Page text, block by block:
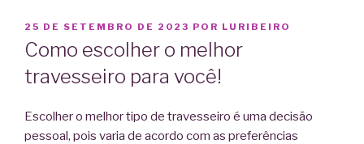
PUBLICADO
EM
25 DE SETEMBRO DE 2023 POR LURIBEIRO
Como escolher o melhor
travesseiro para você!
Escolher o melhor tipo de travesseiro é uma decisão
pessoal, pois varia de acordo com as preferências